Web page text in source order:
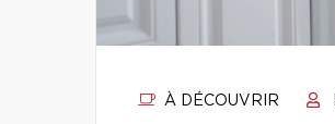
À DÉCOUVRIR